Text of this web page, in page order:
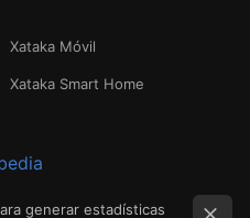
Xataka Móvil
Xataka Smart Home
generar estadísticas